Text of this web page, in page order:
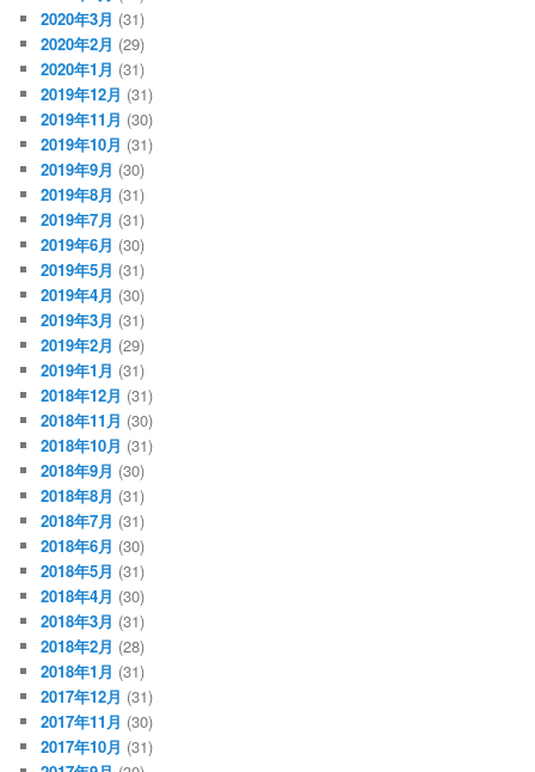
2020年3月 (31)
2020年2月 (29)
2020年1月 (31)
2019年12月 (31)
2019年11月 (30)
2019年10月 (31)
2019年9月 (30)
2019年8月 (31)
2019年7月 (31)
2019年6月 (30)
2019年5月 (31)
2019年4月 (30)
2019年3月 (31)
2019年2月 (29)
2019年1月 (31)
2018年12月 (31)
2018年11月 (30)
2018年10月 (31)
2018年9月 (30)
2018年8月 (31)
2018年7月 (31)
2018年6月 (30)
2018年5月 (31)
2018年4月 (30)
2018年3月 (31)
2018年2月 (28)
2018年1月 (31)
2017年12月 (31)
2017年11月 (30)
2017年10月 (31)